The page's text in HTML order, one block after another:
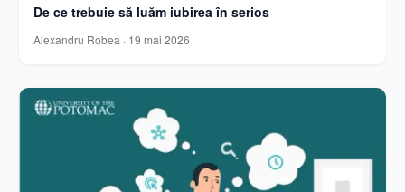
De ce trebuie să luăm iubirea în serios
Alexandru Robea · 19 mai 2026